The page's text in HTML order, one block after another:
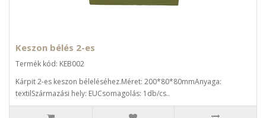
Keszon bélés 2-es
Termék kód: KEB002
Kárpit 2-es keszon béleléséhez.Méret: 200*80*80mmAnyaga:
textilSzármazási hely: EUCsomagolás: 1db/cs..